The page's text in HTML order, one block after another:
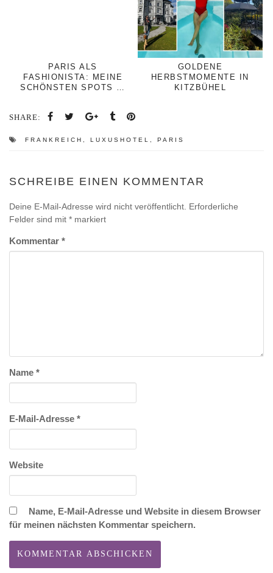
PARIS ALS
FASHIONISTA: MEINE
SCHÖNSTEN SPOTS …
GOLDENE
HERBSTMOMENTE IN
KITZBÜHEL
SHARE:
FRANKREICH LUXUSHOTEL PARIS
SCHREIBE EINEN KOMMENTAR
Deine E-Mail-Adresse wird nicht veröffentlicht. Erforderliche
Felder sind mit * markiert
Kommentar *
Name *
E-Mail-Adresse *
Website
Name, E-Mail-Adresse und Website in diesem Browser
für meinen nächsten Kommentar speichern.